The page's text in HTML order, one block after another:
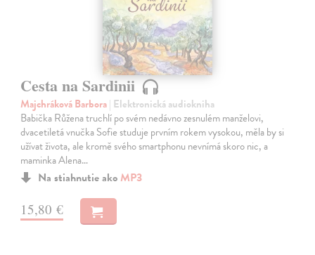
Cesta na Sardinii
Majchráková Barbora| Elektronická audiokniha
Babička Růžena truchlí po svém nedávno zesnulém manželovi,
dvacetiletá vnučka Sofie studuje prvním rokem vysokou, měla by si
užívat života, ale kromě svého smartphonu nevnímá skoro nic, a
maminka Alena…
Na stiahnutie ako MP3
15,80 €